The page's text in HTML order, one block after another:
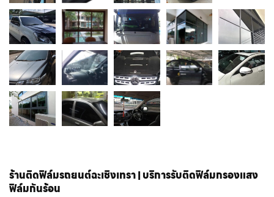
ร้านติดฟิล์มรถยนต์ฉะเชิงเทรา | บริการรับติดฟิล์มกรองแสง
ฟิล์มกันร้อน